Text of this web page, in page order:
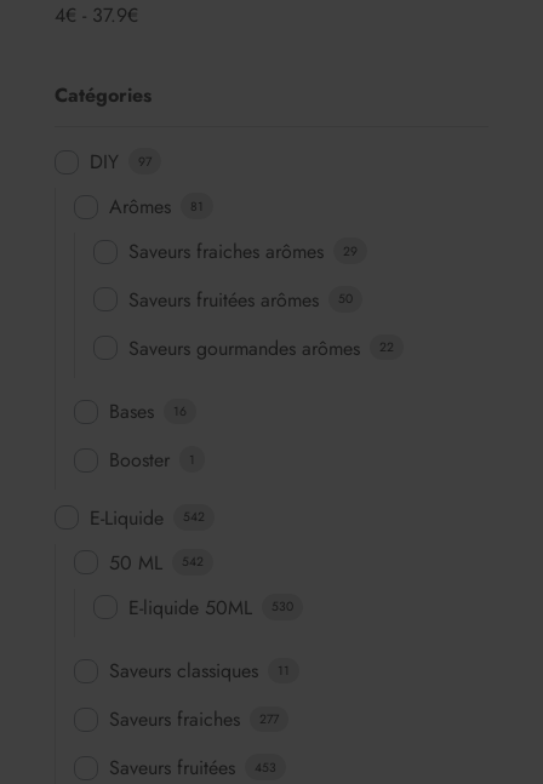
4€ - 37.9€
Catégories
DIY 97
Arômes 81
Saveurs fraiches arômes 29
Saveurs fruitées arômes 50
Saveurs gourmandes arômes 22
Bases 16
Booster 1
E-Liquide 542
50 ML 542
E-liquide 50ML 530
Saveurs classiques 11
Saveurs fraiches 277
Saveurs fruitées 453